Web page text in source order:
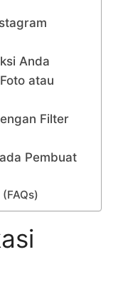
Anda
atau
Filter
Pembuat